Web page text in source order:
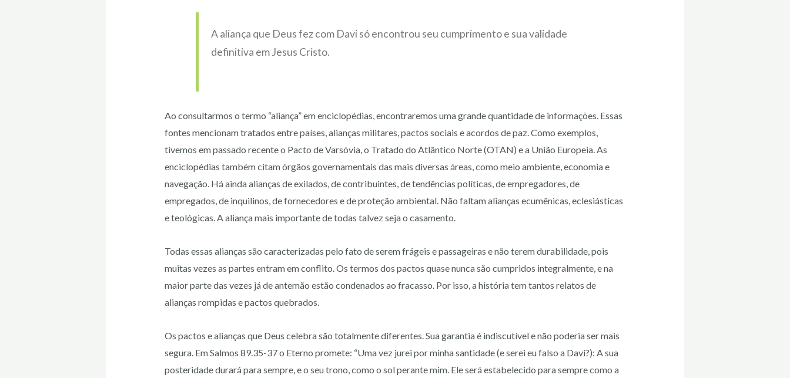
A aliança que Deus fez com Davi só encontrou seu cumprimento e sua validade
definitiva em Jesus Cristo.
Ao consultarmos o termo “aliança” em enciclopédias, encontraremos uma grande quantidade de informações. Essas
fontes mencionam tratados entre países, alianças militares, pactos sociais e acordos de paz. Como exemplos,
tivemos em passado recente o Pacto de Varsóvia, o Tratado do Atlântico Norte (OTAN) e a União Europeia. As
enciclopédias também citam órgãos governamentais das mais diversas áreas, como meio ambiente, economia e
navegação. Há ainda alianças de exilados, de contribuintes, de tendências políticas, de empregadores, de
empregados, de inquilinos, de fornecedores e de proteção ambiental. Não faltam alianças ecumênicas, eclesiásticas
e teológicas. A aliança mais importante de todas talvez seja o casamento.
Todas essas alianças são caracterizadas pelo fato de serem frágeis e passageiras e não terem durabilidade, pois
muitas vezes as partes entram em conflito. Os termos dos pactos quase nunca são cumpridos integralmente, e na
maior parte das vezes já de antemão estão condenados ao fracasso. Por isso, a história tem tantos relatos de
alianças rompidas e pactos quebrados.
Os pactos e alianças que Deus celebra são totalmente diferentes. Sua garantia é indiscutível e não poderia ser mais
segura. Em Salmos 89.35-37 o Eterno promete: “Uma vez jurei por minha santidade (e serei eu falso a Davi?): A sua
posteridade durará para sempre, e o seu trono, como o sol perante mim. Ele será estabelecido para sempre como a